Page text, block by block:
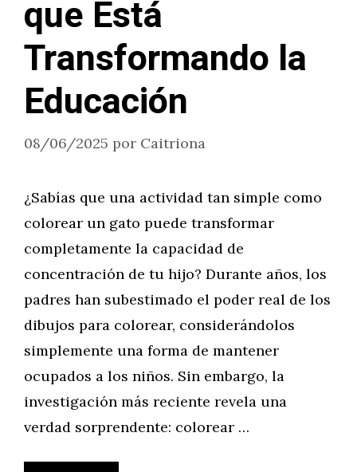
que Está
Transformando la
Educación
08/06/2025 por Caitriona
¿Sabías que una actividad tan simple como
colorear un gato puede transformar
completamente la capacidad de
concentración de tu hijo? Durante años, los
padres han subestimado el poder real de los
dibujos para colorear, considerándolos
simplemente una forma de mantener
ocupados a los niños. Sin embargo, la
investigación más reciente revela una
verdad sorprendente: colorear …